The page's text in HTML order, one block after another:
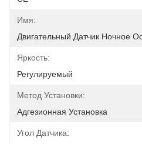
Имя:
Двигательный Датчик Ночное
Яркость:
Регулируемый
Метод Установки:
Адгезионная Установка
Угол Датчика: